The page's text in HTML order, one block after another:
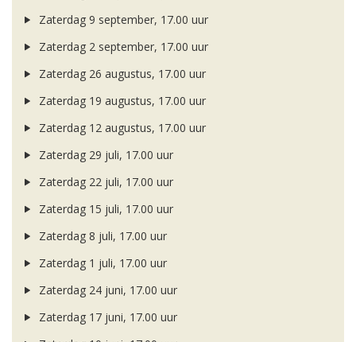
Zaterdag 9 september, 17.00 uur
Zaterdag 2 september, 17.00 uur
Zaterdag 26 augustus, 17.00 uur
Zaterdag 19 augustus, 17.00 uur
Zaterdag 12 augustus, 17.00 uur
Zaterdag 29 juli, 17.00 uur
Zaterdag 22 juli, 17.00 uur
Zaterdag 15 juli, 17.00 uur
Zaterdag 8 juli, 17.00 uur
Zaterdag 1 juli, 17.00 uur
Zaterdag 24 juni, 17.00 uur
Zaterdag 17 juni, 17.00 uur